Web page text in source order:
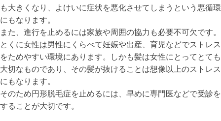
も大きくなり、よけいに症状を悪化させてしまうという悪循環
にもなります。
また、進行を止めるには家族や周囲の協力も必要不可欠です。
とくに女性は男性にくらべて妊娠や出産、育児などでストレス
をためやすい環境にあります。しかも髪は女性にとってとても
大切なものであり、その髪が抜けることは想像以上のストレス
にもなります。
そのため円形脱毛症を止めるには、早めに専門医などで受診を
することが大切です。